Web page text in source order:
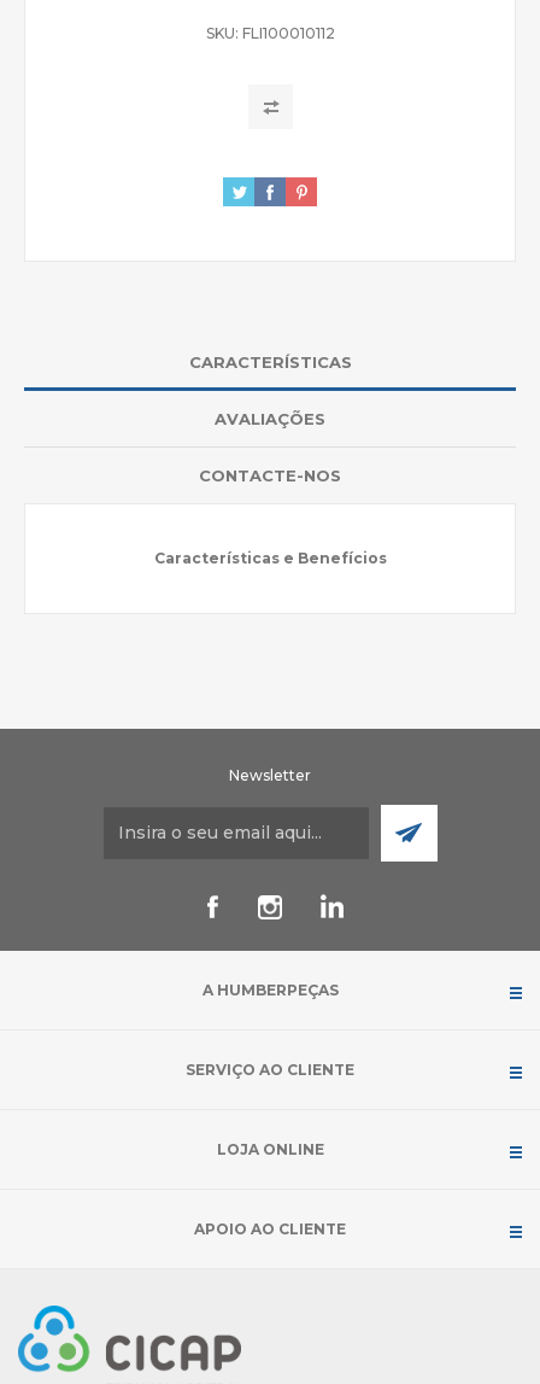
SKU: FLI100010112
CARACTERÍSTICAS
AVALIAÇÕES
CONTACTE-NOS
Características e Benefícios
Newsletter
A HUMBERPEÇAS
SERVIÇO AO CLIENTE
LOJA ONLINE
APOIO AO CLIENTE